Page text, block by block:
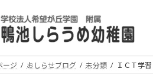
ージ おしらせブログ 未分類 ＩＣＴ学習